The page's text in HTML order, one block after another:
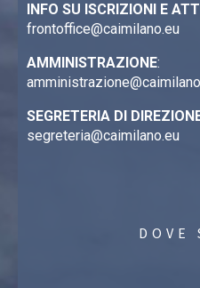
INFO SU ISCRIZIONI E
frontoffice@caimilano.eu
AMMINISTRAZIONE:
SEGRETERIA DI
segreteria@caimilano.eu
DOVE